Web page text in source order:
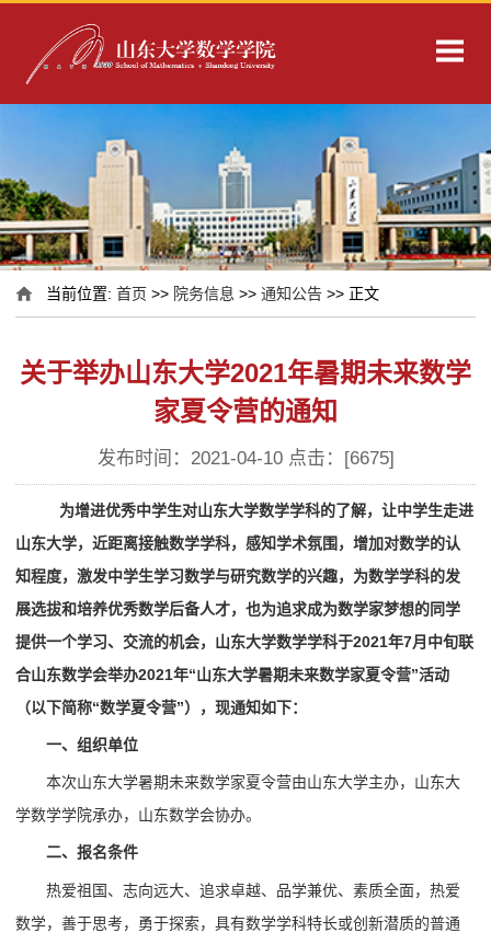
当前位置:首页 >> 院务信息 >>通知公告 >> 正文
关于举办山东大学2021年暑期未来数学
家夏令营的通知
发布时间：2021-04-10 点击：[6675]
为增进优秀中学生对山东大学数学学科的了解，让中学生走进
山东大学，近距离接触数学学科，感知学术氛围，增加对数学的认
知程度，激发中学生学习数学与研究数学的兴趣，为数学学科的发
展选拔和培养优秀数学后备人才，也为追求成为数学家梦想的同学
提供一个学习、交流的机会，山东大学数学学科于2021年7月中旬联
合山东数学会举办2021年“山东大学暑期未来数学家夏令营”活动
（以下简称“数学夏令营”），现通知如下：
一、组织单位
本次山东大学暑期未来数学家夏令营由山东大学主办，山东大
学数学学院承办，山东数学会协办。
二、报名条件
热爱祖国、志向远大、追求卓越、品学兼优、素质全面，热爱
数学，善于思考，勇于探索，具有数学学科特长或创新潜质的普通